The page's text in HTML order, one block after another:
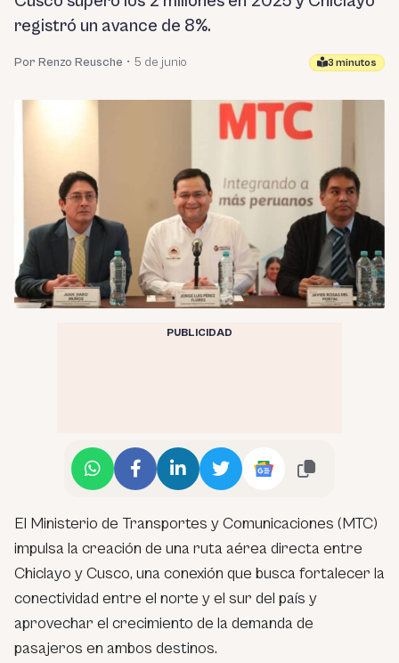
registró un avance de 8%.
Por Renzo Reusche • 5 de junio 3 minutos
PUBLICIDAD
El Ministerio de Transportes y Comunicaciones (MTC)
impulsa la creación de una ruta aérea directa entre
Chiclayo y Cusco, una conexión que busca fortalecer la
conectividad entre el norte y el sur del país y
aprovechar el crecimiento de la demanda de
pasajeros en ambos destinos.